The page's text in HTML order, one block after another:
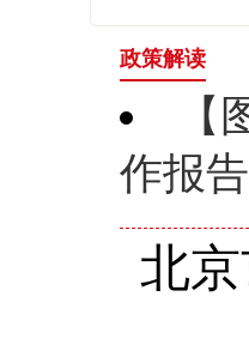
政策解读
作报
北